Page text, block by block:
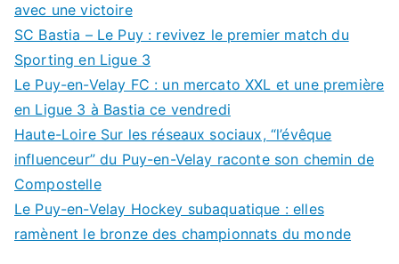
avec une victoire
SC Bastia – Le Puy : revivez le premier match du
Sporting en Ligue 3
Le Puy-en-Velay FC : un mercato XXL et une première
en Ligue 3 à Bastia ce vendredi
Haute-Loire Sur les réseaux sociaux, “l’évêque
influenceur” du Puy-en-Velay raconte son chemin de
Compostelle
Le Puy-en-Velay Hockey subaquatique : elles
ramènent le bronze des championnats du monde